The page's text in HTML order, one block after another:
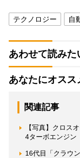
テクノロジー 自
あわせて読みた
あなたにオスス
関連記事
【写真】クロス
4ターボエンジン
16代目「クラウ